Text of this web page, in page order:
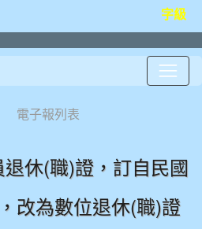
字級
電子報列表
休(職)證，訂自民國
改為數位退休(職)證